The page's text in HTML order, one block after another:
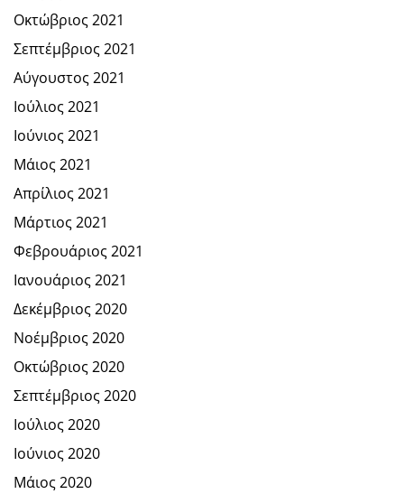
Οκτώβριος 2021
Σεπτέμβριος 2021
Αύγουστος 2021
Ιούλιος 2021
Ιούνιος 2021
Μάιος 2021
Απρίλιος 2021
Μάρτιος 2021
Φεβρουάριος 2021
Ιανουάριος 2021
Δεκέμβριος 2020
Νοέμβριος 2020
Οκτώβριος 2020
Σεπτέμβριος 2020
Ιούλιος 2020
Ιούνιος 2020
Μάιος 2020